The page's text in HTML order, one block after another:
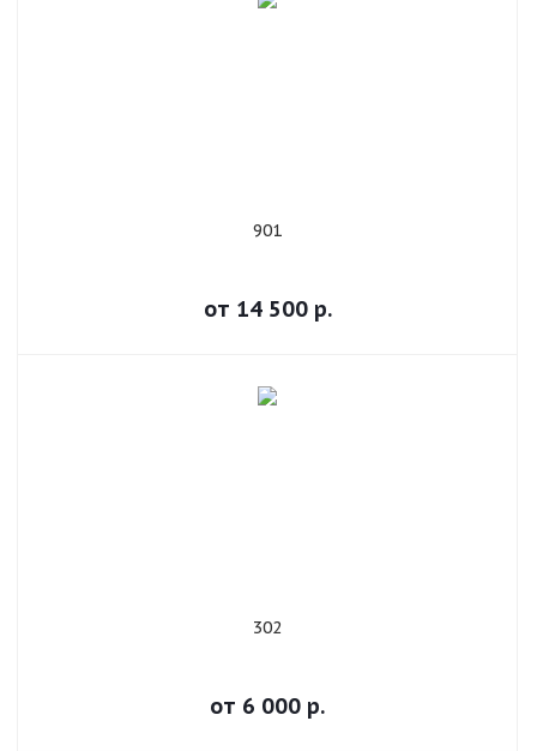
901
от 14 500р.
302
от 6 000 р.